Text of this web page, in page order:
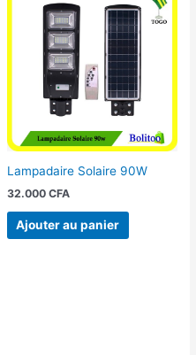
Lampadaire Solaire 90W
32.000 CFA
Ajouter au panier